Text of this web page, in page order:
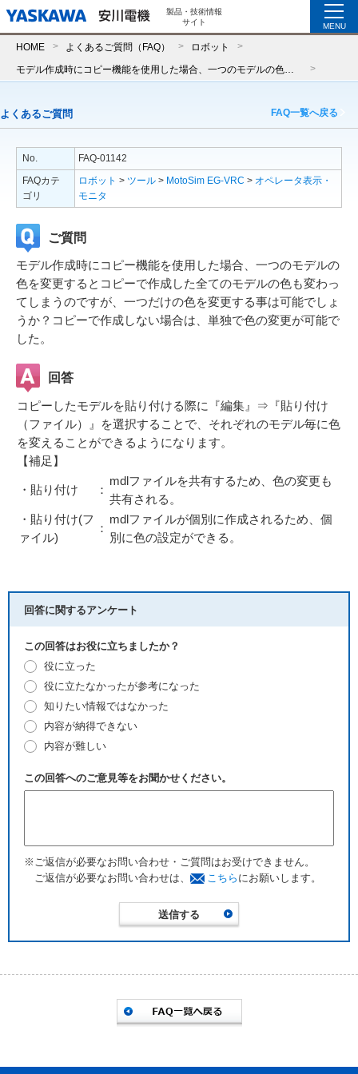
製品・技術情報
サイト
MENU
HOME よくあるご質問（FAQ） ロボット
よくあるご質問 FAQ一覧へ戻る
No.
FAQ-01142
FAQカテ
ゴリ
ロボット > ツール > MotoSim EG-VRC > オペレータ表示・
モニタ
ご質問
モデル作成時にコピー機能を使用した場合、一つのモデルの
色を変更するとコピーで作成した全てのモデルの色も変わっ
てしまうのですが、一つだけの色を変更する事は可能でしょ
うか？コピーで作成しない場合は、単独で色の変更が可能で
した。
回答
コピーしたモデルを貼り付ける際に『編集』⇒『貼り付け
（ファイル）』を選択することで、それぞれのモデル毎に色
を変えることができるようになります。
【補足】
・貼り付け ：
mdlファイルを共有するため、色の変更も
共有される。
・貼り付け(フ
ァイル)
：
mdlファイルが個別に作成されるため、個
別に色の設定ができる。
回答に関するアンケート
この回答はお役に立ちましたか？
役に立った
役に立たなかったが参考になった
知りたい情報ではなかった
内容が納得できない
内容が難しい
この回答へのご意見等をお聞かせください。
※ご返信が必要なお問い合わせ・ご質問はお受けできません。
ご返信が必要なお問い合わせは、
こちら にお願いします。